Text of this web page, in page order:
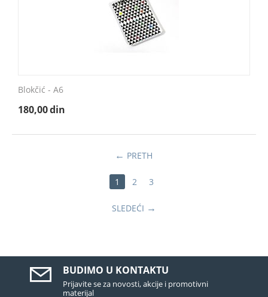
Blokčić - A6
180,00din
PRETH
1 2 3
SLEDEĆI
BUDIMO U KONTAKTU
Prijavite se za novosti, akcije i promotivni
materijal